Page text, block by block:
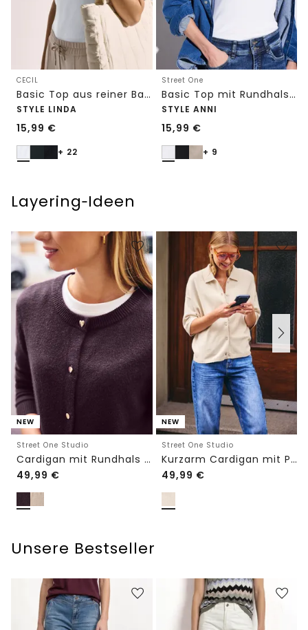
CECIL
Basic Top aus reiner Baumwolle
STYLE LINDA
15,99 €
+ 22
Street One
Basic Top mit Rundhals in Unifarbe
STYLE ANNI
15,99 €
+ 9
Layering‑Ideen
NEW
Street One Studio
Cardigan mit Rundhals und Knöpfen
49,99 €
NEW
Street One Studio
Kurzarm Cardigan mit Polokragen
49,99 €
Unsere Bestseller